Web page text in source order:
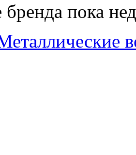
пока